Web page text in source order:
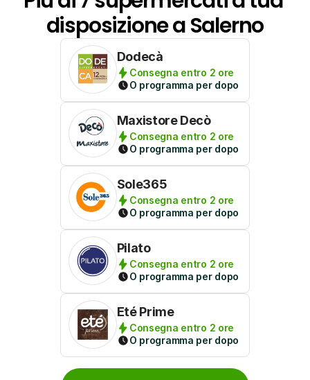
disposizione a Salerno
Dodecà
Consegna entro 2 ore
O programma per dopo
Maxistore Decò
Consegna entro 2 ore
O programma per dopo
Sole365
Consegna entro 2 ore
O programma per dopo
Pilato
Consegna entro 2 ore
O programma per dopo
Eté Prime
Consegna entro 2 ore
O programma per dopo